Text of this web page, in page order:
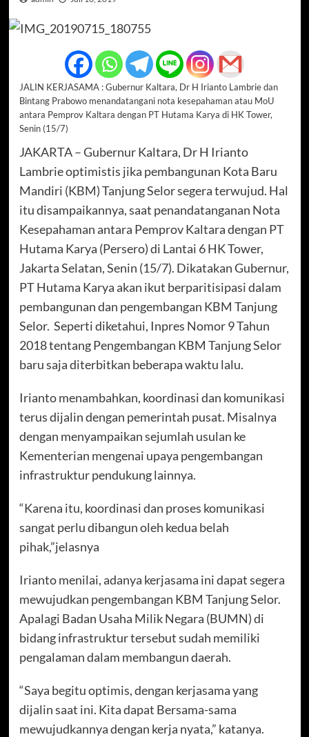
JALIN KERJASAMA : Gubernur Kaltara, Dr H Irianto Lambrie dan
Bintang Prabowo menandatangani nota kesepahaman atau MoU
antara Pemprov Kaltara dengan PT Hutama Karya di HK Tower,
Senin (15/7)
JAKARTA – Gubernur Kaltara, Dr H Irianto
Lambrie optimistis jika pembangunan Kota Baru
Mandiri (KBM) Tanjung Selor segera terwujud. Hal
itu disampaikannya, saat penandatanganan Nota
Kesepahaman antara Pemprov Kaltara dengan PT
Hutama Karya (Persero) di Lantai 6 HK Tower,
Jakarta Selatan, Senin (15/7). Dikatakan Gubernur,
PT Hutama Karya akan ikut berparitisipasi dalam
pembangunan dan pengembangan KBM Tanjung
Selor. Seperti diketahui, Inpres Nomor 9 Tahun
2018 tentang Pengembangan KBM Tanjung Selor
baru saja diterbitkan beberapa waktu lalu.
Irianto menambahkan, koordinasi dan komunikasi
terus dijalin dengan pemerintah pusat. Misalnya
dengan menyampaikan sejumlah usulan ke
Kementerian mengenai upaya pengembangan
infrastruktur pendukung lainnya.
“Karena itu, koordinasi dan proses komunikasi
sangat perlu dibangun oleh kedua belah
pihak,”jelasnya
Irianto menilai, adanya kerjasama ini dapat segera
mewujudkan pengembangan KBM Tanjung Selor.
Apalagi Badan Usaha Milik Negara (BUMN) di
bidang infrastruktur tersebut sudah memiliki
pengalaman dalam membangun daerah.
“Saya begitu optimis, dengan kerjasama yang
dijalin saat ini. Kita dapat Bersama-sama
mewujudkannya dengan kerja nyata,” katanya.